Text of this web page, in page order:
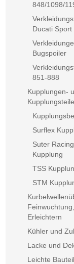
848/1098/
Ducati Sport
Bugspoiler
851-888
Kupplungen-
Kupplungsteile
Surflex
Suter Racing
Kupplung
TSS
STM
Feinwuchtung,
Erleichtern
Kühler und
Lacke und
Leichte